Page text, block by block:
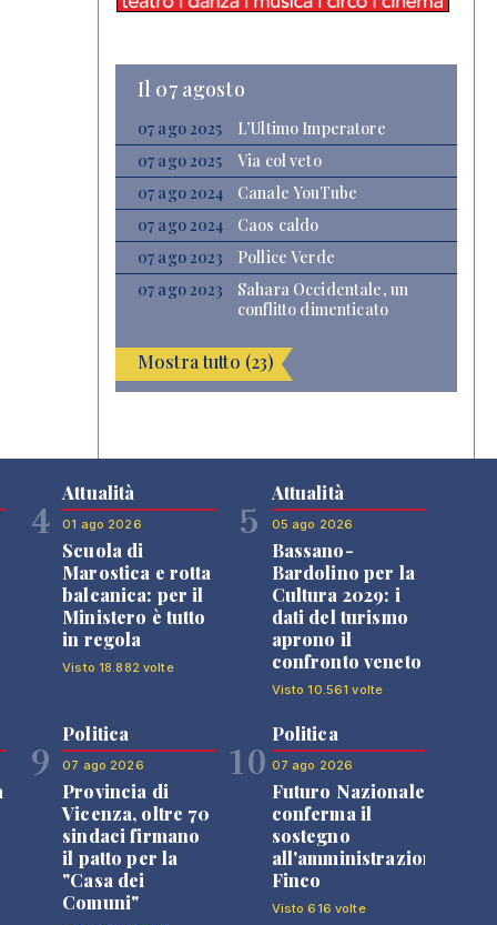
Il 07 agosto
07 ago 2025
L’Ultimo Imperatore
07 ago 2025
Via col veto
07 ago 2024
Canale YouTube
07 ago 2024
Caos caldo
07 ago 2023
Pollice Verde
07 ago 2023
Sahara Occidentale, un
conflitto dimenticato
Mostra tutto (23)
4
Attualità
01 ago 2026
Scuola di
Marostica e rotta
balcanica: per il
Ministero è tutto
in regola
Visto 18.882 volte
5
Attualità
05 ago 2026
Bassano-
Bardolino per la
Cultura 2029: i
dati del turismo
aprono il
confronto veneto
Visto 10.561 volte
9
Politica
07 ago 2026
Provincia di
Vicenza, oltre 70
sindaci firmano
il patto per la
"Casa dei
Comuni"
10
Politica
07 ago 2026
Futuro Nazionale
conferma il
sostegno
all'amministrazione
Finco
Visto 616 volte